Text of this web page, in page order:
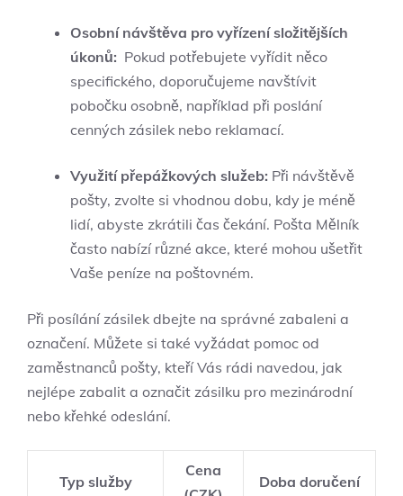
Osobní návštěva pro vyřízení složitějších
úkonů: ‍ Pokud potřebujete vyřídit​ něco⁢
specifického, ⁢doporučujeme navštívit⁤
pobočku osobně, ​například ⁤při poslání‌
cenných zásilek nebo reklamací.
Využití​ přepážkových služeb: Při návštěvě ​
pošty,⁢ zvolte si vhodnou dobu, kdy je méně
lidí, abyste zkrátili čas čekání. Pošta Mělník
často nabízí různé​ akce,⁣ které mohou ušetřit
Vaše⁢ peníze na poštovném.
Při posílání ⁤zásilek dbejte na správné ⁣zabaleni a
označení. Můžete ⁢si ⁣také vyžádat pomoc ⁣od
zaměstnanců pošty, kteří Vás rádi navedou,⁢ jak
nejlépe ​zabalit a označit zásilku pro mezinárodní
nebo křehké odeslání.
Typ služby
Cena
Doba⁣ doručení